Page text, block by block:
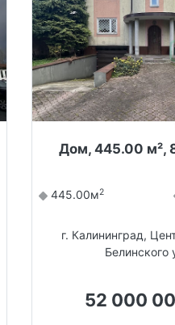
Дом, 445.00 м²,
445.00м2
г. Калининград,
Белинского
52 000